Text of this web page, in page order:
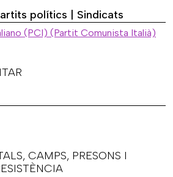
polítics | Sindicats
(PCI) (Partit Comunista Italià)
CAMPS, PRESONS I